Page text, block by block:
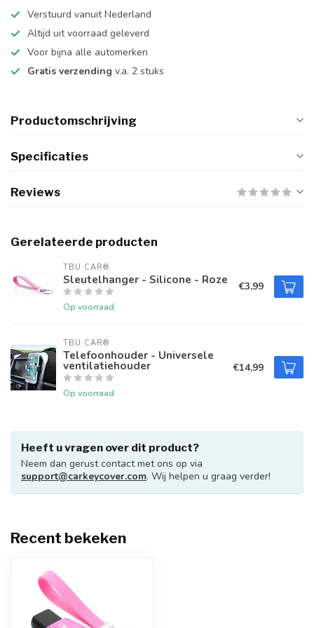
Verstuurd vanuit Nederland
Altijd uit voorraad geleverd
Voor bijna alle automerken
Gratis verzending v.a. 2 stuks
Productomschrijving
Specificaties
Reviews
Gerelateerde producten
TBU CAR®
Sleutelhanger - Silicone - Roze
Op voorraad
€3,99
TBU CAR®
Telefoonhouder - Universele
ventilatiehouder
Op voorraad
€14,99
Heeft u vragen over dit product?
Neem dan gerust contact met ons op via
support@carkeycover.com. Wij helpen u graag verder!
Recent bekeken